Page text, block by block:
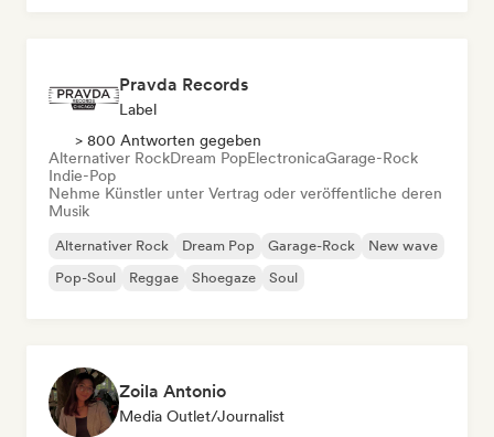
Pravda Records
Label
> 800 Antworten gegeben
Alternativer RockDream PopElectronicaGarage-Rock
Indie-Pop
Nehme Künstler unter Vertrag oder veröffentliche deren
Musik
Alternativer Rock Dream Pop Garage-Rock
New wave
Pop-Soul
Reggae Shoegaze Soul
Zoila Antonio
Media Outlet/Journalist